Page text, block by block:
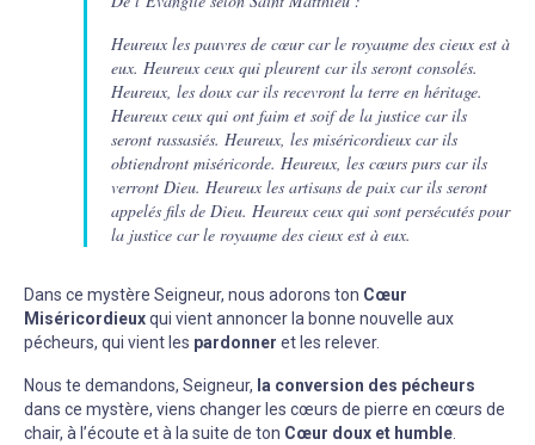
Heureux les pauvres de cœur car le royaume des cieux est à
eux. Heureux ceux qui pleurent car ils seront consolés.
Heureux, les doux car ils recevront la terre en héritage.
Heureux ceux qui ont faim et soif de la justice car ils
seront rassasiés. Heureux, les miséricordieux car ils
obtiendront miséricorde. Heureux, les cœurs purs car ils
verront Dieu. Heureux les artisans de paix car ils seront
appelés fils de Dieu. Heureux ceux qui sont persécutés pour
la justice car le royaume des cieux est à eux.
Dans ce mystère Seigneur, nous adorons ton Cœur
Miséricordieuxqui vient annoncer la bonne nouvelle aux
pécheurs, qui vient les pardonner et les relever.
Nous te demandons, Seigneur, la conversion des pécheurs
dans ce mystère, viens changer les cœurs de pierre en cœurs de
chair, à l’écoute et à la suite de ton Cœur doux et humble.